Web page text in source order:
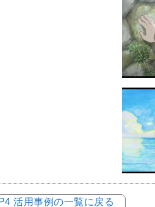
活用事例の一覧に戻る